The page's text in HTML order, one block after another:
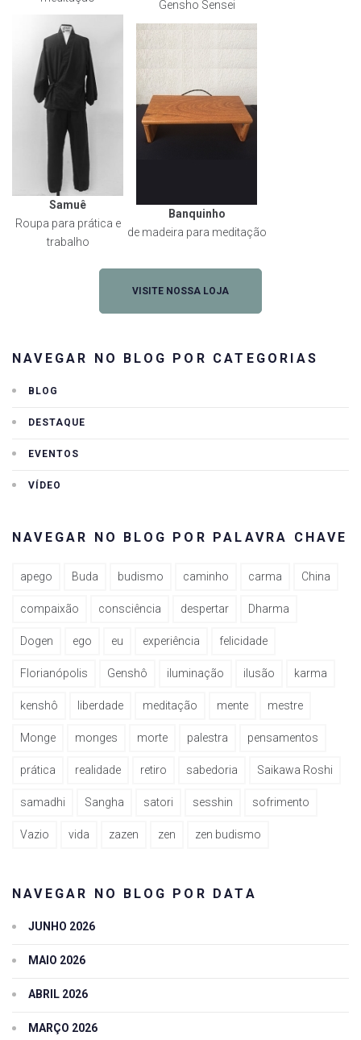
Gensho Sensei
Samuê
Roupa para prática e
trabalho
Banquinho
de madeira para meditação
VISITE NOSSA LOJA
NAVEGAR NO BLOG POR CATEGORIAS
BLOG
DESTAQUE
EVENTOS
VÍDEO
NAVEGAR NO BLOG POR PALAVRA CHAVE
apego Buda budismo caminho carma China
compaixão consciência despertar Dharma
Dogen ego eu experiência felicidade
Florianópolis Genshô iluminação ilusão karma
kenshô liberdade meditação mente mestre
Monge monges morte palestra pensamentos
prática realidade retiro sabedoria Saikawa Roshi
samadhi Sangha satori sesshin sofrimento
Vazio vida zazen zen zen budismo
NAVEGAR NO BLOG POR DATA
JUNHO 2026
MAIO 2026
ABRIL 2026
MARÇO 2026